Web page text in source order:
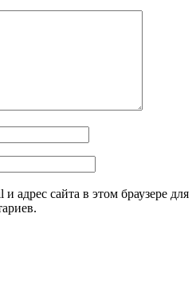
адрес сайта в этом браузере для